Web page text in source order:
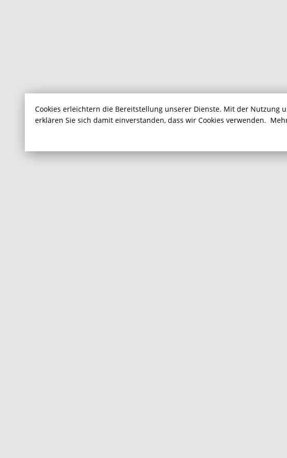
Cookies erleichtern die Bereitstellung unserer Dienste. Mit der Nutzung
erklären Sie sich damit einverstanden, dass wir Cookies verwenden.